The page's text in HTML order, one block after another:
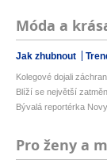
Móda a
Jak zhubnout
Kolegové dojali
Blíží se největší
Bývalá reportérka
Pro ženy a